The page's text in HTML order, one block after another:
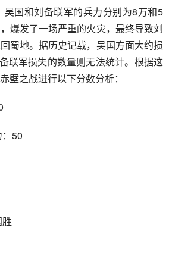
爆发了一场严重的火灾，最终导致刘
蜀地。据历史记载，吴国方面大约损
联军损失的数量则无法统计。根据这
壁之战进行以下分数分析：
50